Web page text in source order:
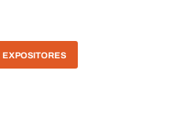
EXPOSITORES